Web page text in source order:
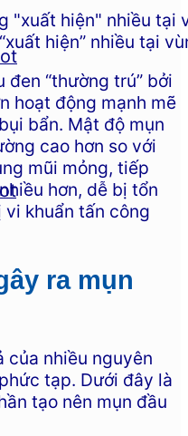
hiện” nhiều tại
“thường trú” bởi
hoạt động mạnh mẽ
bẩn. Mật độ mụn
cao hơn so với
mũi mỏng, tiếp
hơn, dễ bị tổn
khuẩn tấn công
ra mụn
của nhiều nguyên
tạp. Dưới đây là
tạo nên mụn đầu